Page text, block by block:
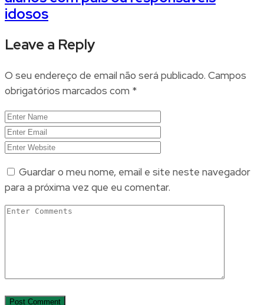
idosos
Leave a Reply
O seu endereço de email não será publicado. Campos
obrigatórios marcados com *
Guardar o meu nome, email e site neste navegador
para a próxima vez que eu comentar.